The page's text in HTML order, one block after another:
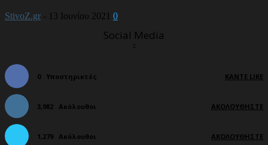
StivoZ.gr - 13 Ιουνίου 2021 0
Social Media
0 Υποστηρικτές ΚΆΝΤΕ LIKE
3,982 Ακόλουθοι ΑΚΟΛΟΥΘΉΣΤΕ
1,279 Ακόλουθοι ΑΚΟΛΟΥΘΉΣΤΕ